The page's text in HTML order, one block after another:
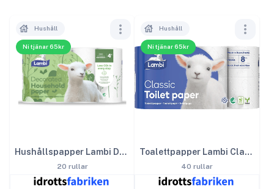
Ni tjänar 65kr
Hushåll
Hushållspapper Lambi Decorated
20 rullar
Ni tjänar 65kr
Hushåll
Toalettpapper Lambi Classic White
40 rullar